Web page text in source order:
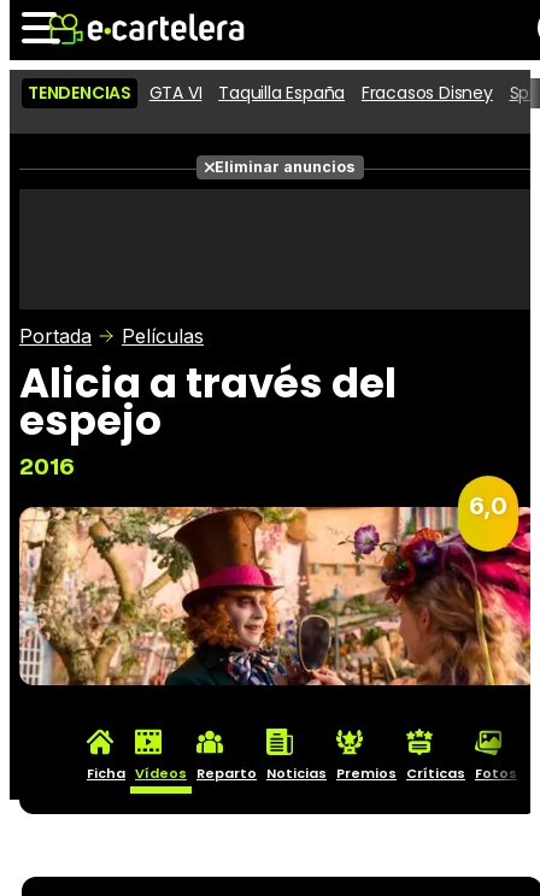
Noticias Cartelera
Películas
Críticas
TENDENCIAS GTA VI Taquilla España Fracasos Disney
Eliminar anuncios
Portada Películas
Alicia a través del
espejo
2016
6,0
Ficha Vídeos Reparto Noticias Premios Críticas Fotos